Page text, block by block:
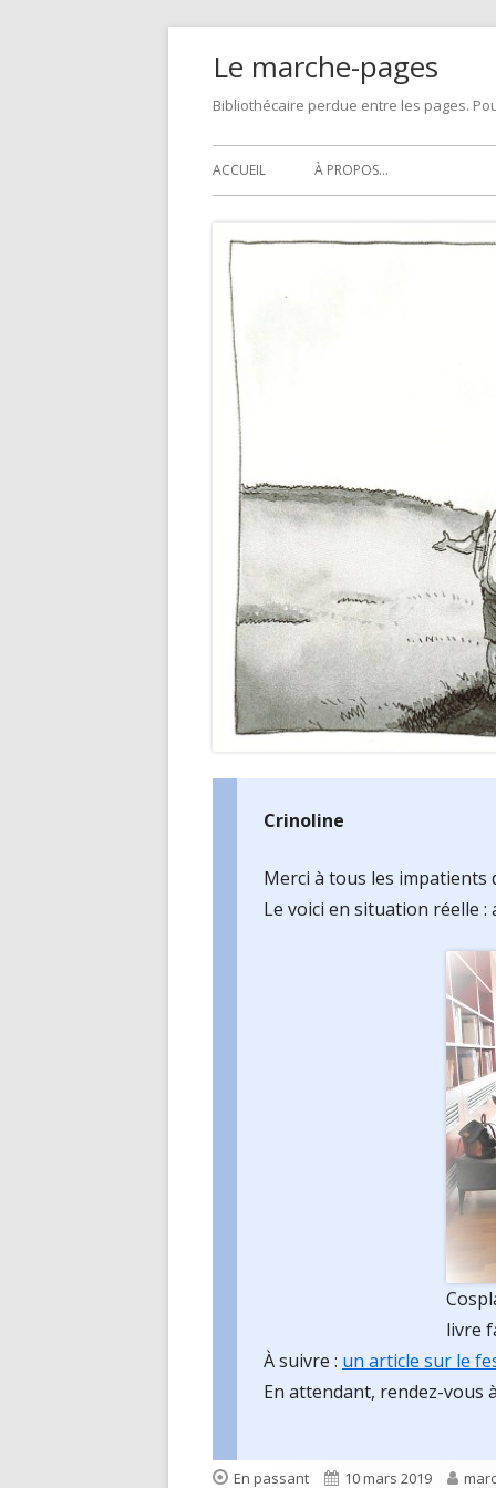
Le marche-pages
Bibliothécaire perdue entre les pages.
Primary
ACCUEIL À PROPOS…
Crinoline
Merci à tous les impatients
Le voici en situation réelle :
livre
À suivre : un article sur le
En attendant, rendez-vous
Format
En passant
Published
10 mars 2019